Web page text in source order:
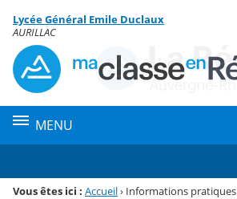
Menu de la rubrique
Contenu
Lycée Général Emile Duclaux
AURILLAC
MENU
Vous êtes ici : Accueil› Informations pratiques